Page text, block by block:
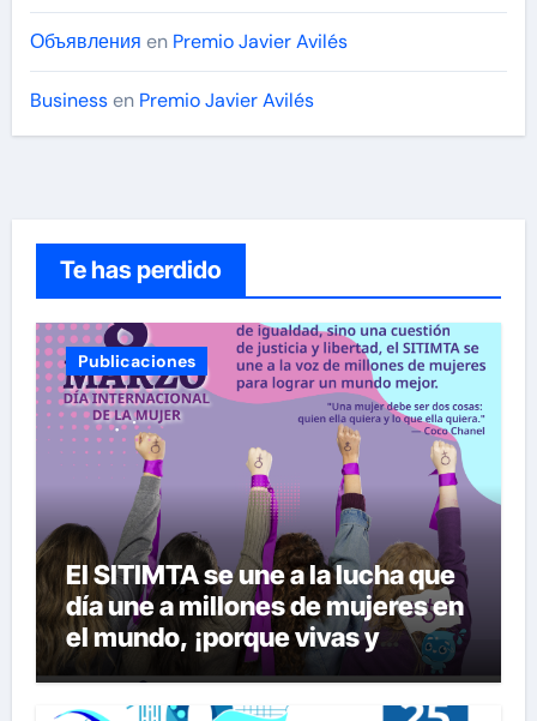
Объявления en Premio Javier Avilés
Businessen Premio Javier Avilés
Te has perdido
Publicaciones
El SITIMTA se une a la lucha que
día une a millones de mujeres en
el mundo, ¡porque vivas y
seguras nos queremos!